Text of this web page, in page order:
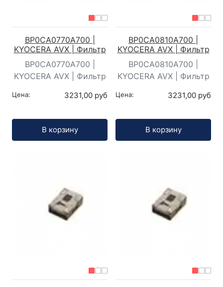
BP0CA0770A700 |
KYOCERA AVX | Фильтр
BP0CA0770A700 |
KYOCERA AVX | Фильтр
Цена: 3231,00 руб
В корзину
BP0CA0810A700 |
KYOCERA AVX | Фильтр
BP0CA0810A700 |
KYOCERA AVX | Фильтр
Цена: 3231,00 руб
В корзину